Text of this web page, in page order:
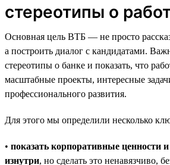
стереотипы о
Основная цель ВТБ — не просто
а построить диалог с кандидатами.
стереотипы о банке и показать, что
масштабные проекты, интересные
профессионального развития.
Для этого мы определили несколько
• показать корпоративные ценности
изнутри, но сделать это ненавязчиво,